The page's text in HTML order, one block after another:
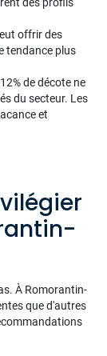
offrir des
tendance plus
de décote ne
du secteur. Les
et
À Romorantin-
que d'autres